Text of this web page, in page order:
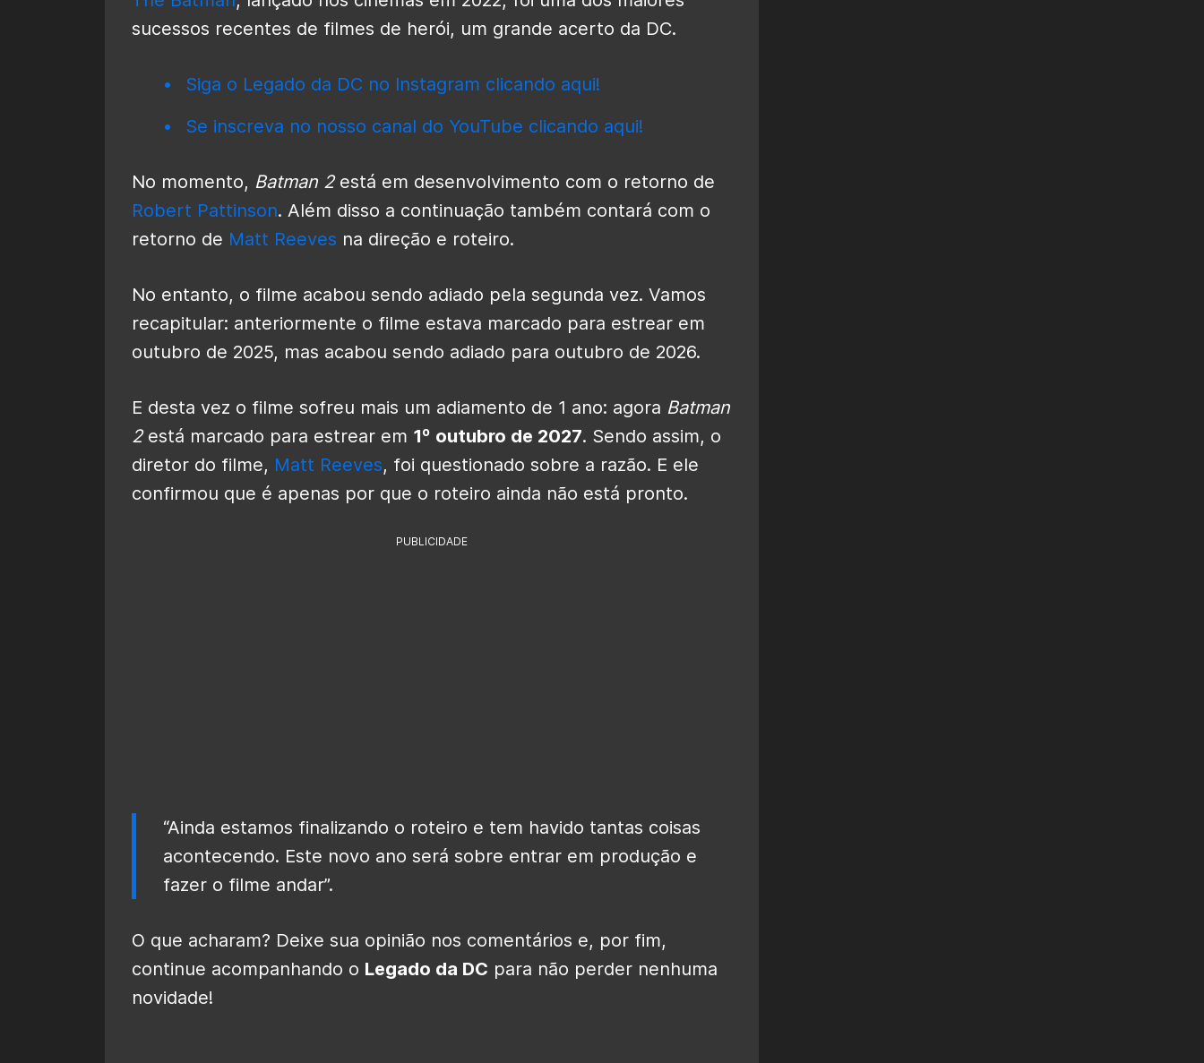
sucessos recentes de filmes de herói, um grande acerto da DC.
Siga o Legado da DC no Instagram clicando aqui!
Se inscreva no nosso canal do YouTube clicando aqui!
No momento, Batman 2está em desenvolvimento com o retorno de
Robert Pattinson. Além disso a continuação também contará com o
retorno de Matt Reeves na direção e roteiro.
No entanto, o filme acabou sendo adiado pela segunda vez. Vamos
recapitular: anteriormente o filme estava marcado para estrear em
outubro de 2025, mas acabou sendo adiado para outubro de 2026.
E desta vez o filme sofreu mais um adiamento de 1 ano: agora Batman
2está marcado para estrear em 1º outubro de 2027. Sendo assim, o
diretor do filme, Matt Reeves, foi questionado sobre a razão. E ele
confirmou que é apenas por que o roteiro ainda não está pronto.
PUBLICIDADE
“Ainda estamos finalizando o roteiro e tem havido tantas coisas
acontecendo. Este novo ano será sobre entrar em produção e
fazer o filme andar”.
O que acharam? Deixe sua opinião nos comentários e, por fim,
continue acompanhando o Legado da DC para não perder nenhuma
novidade!